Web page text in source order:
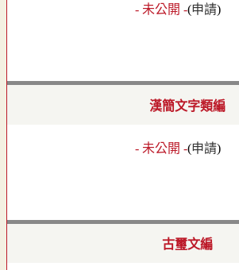
- 未公開 -(申請)
漢簡文字類編
- 未公開 -(申請)
古璽文編